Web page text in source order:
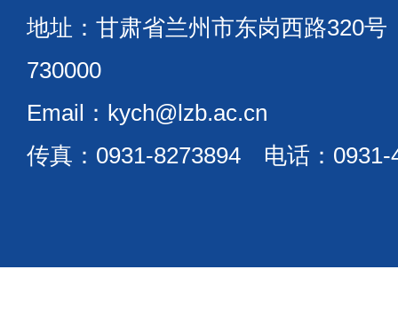
地址：甘肃省兰州市东岗西路
730000
Email：kych@lzb.ac.cn
传真：0931-8273894 电话：0931-